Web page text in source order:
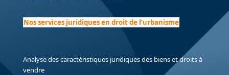
Nos services juridiques en droit de l’urbanisme
Analyse des caractéristiques juridiques des biens et droits à
vendre